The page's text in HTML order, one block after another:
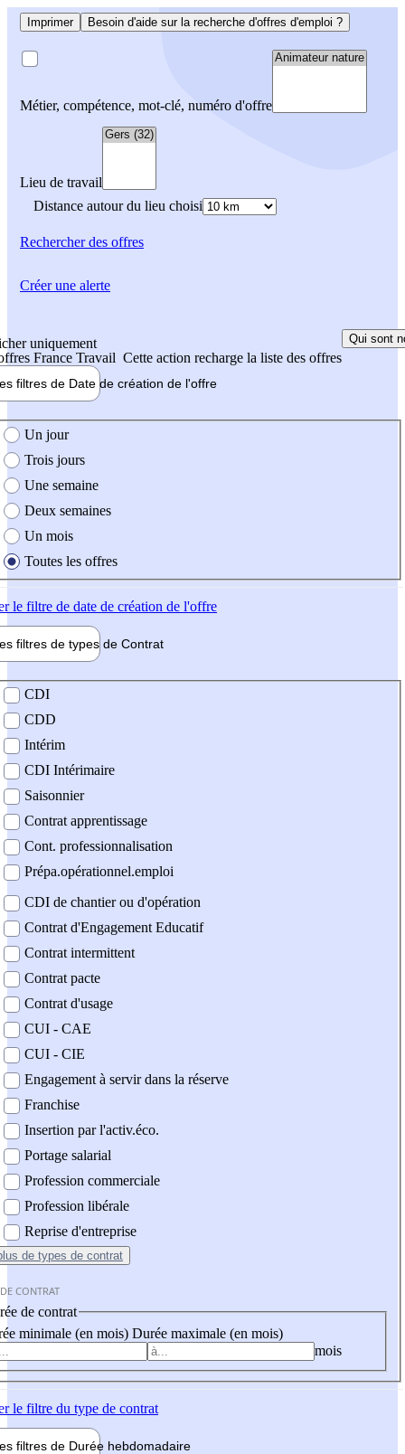
Imprimer Besoin d'aide sur la recherche d'offres d'emploi ?
Métier, compétence, mot-clé, numéro d'offre
Lieu de travail
Distance autour du lieu choisi
Rechercherdes offres
uniquement
France Travail Cette action recharge la liste des offres
Qui sont
filtres de Date de création de l'offre
création de l'offre
Un jour
Trois jours
Une semaine
Deux semaines
Un mois
Toutes les offres
le filtre de date de création de l'offre
filtres de types de Contrat
contrat
CDI
CDD
Intérim
CDI Intérimaire
Saisonnier
Contrat apprentissage
Cont. professionnalisation
Prépa.opérationnel.emploi
CDI de chantier ou d'opération
Contrat d'Engagement Educatif
Contrat intermittent
Contrat pacte
Contrat d'usage
CUI - CAE
CUI - CIE
Engagement à servir dans la réserve
Franchise
Insertion par l'activ.éco.
Portage salarial
Profession commerciale
Profession libérale
Reprise d'entreprise
de types de contrat
CONTRAT
de contrat
minimale (en mois) Durée maximale (en mois)
mois
le filtre du type de contrat
filtres de Durée hebdomadaire
Créer une alerte